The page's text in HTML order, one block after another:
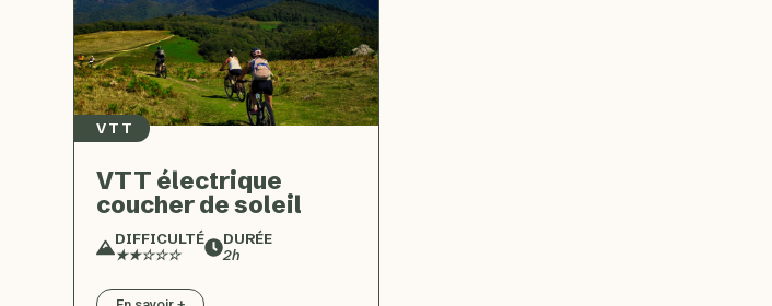
VTT
VTT électrique
coucher de soleil
DIFFICULTÉ
★★☆☆☆
DURÉE
2h